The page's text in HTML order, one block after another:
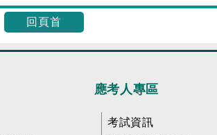
回頁首
應考人專區
考試資訊